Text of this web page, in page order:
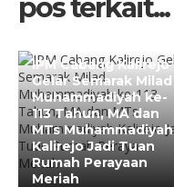
pos terkait...
IPM Cabang Kalirejo
Gelar Semarak Milad
Muhammadiyah ke-
113 Tahun, MA dan
MTs Muhammadiyah
Kalirejo Jadi Tuan
Rumah Perayaan
Meriah